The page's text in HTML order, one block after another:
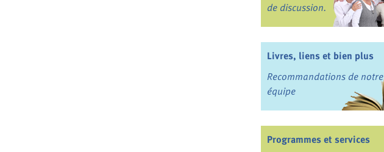
de discussion.
Livres, liens et bien plus
Recommandations de notre
équipe
Programmes et services